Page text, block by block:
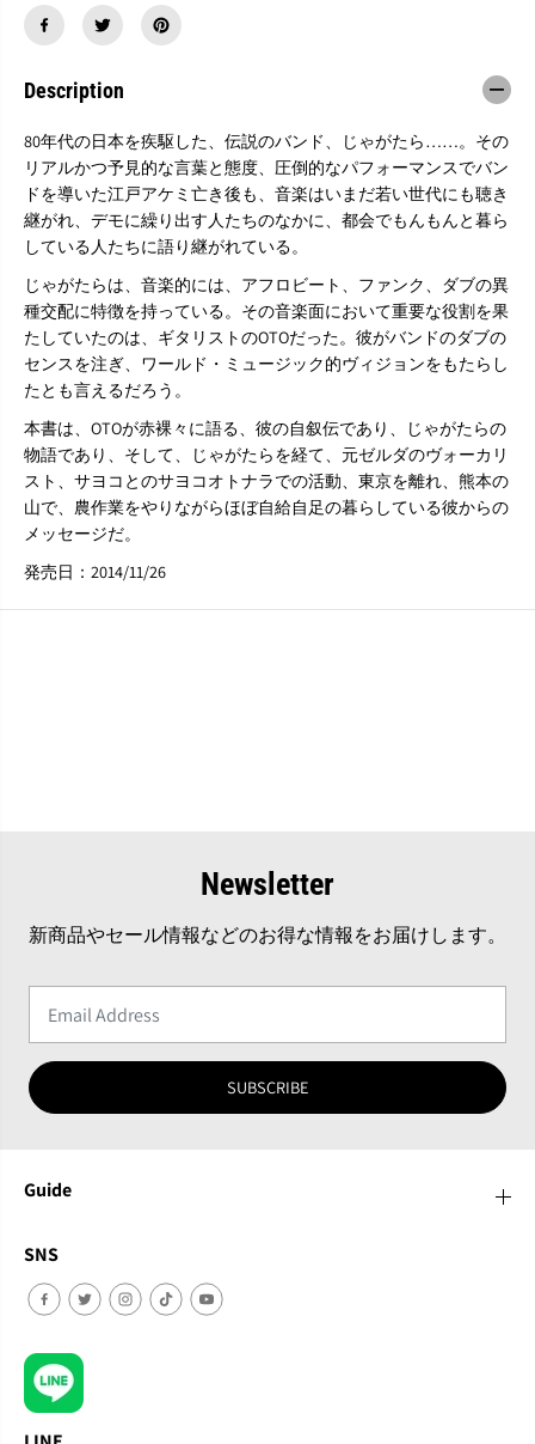
っ
た
─
僕
の
じ
ゃ
が
た
ら
物
語
』
O
T
O
＋
こ
だ
ま
た
ひ
っ
た
僕
の
じ
ゃ
が
た
ら
物
』
O
T
O
＋
こ
だ
ま
ひ
Description
80年代の日本を疾駆した、伝説のバンド、じゃがたら……。その
リアルかつ予見的な言葉と態度、圧倒的なパフォーマンスでバン
ドを導いた江戸アケミ亡き後も、音楽はいまだ若い世代にも聴き
継がれ、デモに繰り出す人たちのなかに、都会でもんもんと暮ら
している人たちに語り継がれている。
じゃがたらは、音楽的には、アフロビート、ファンク、ダブの異
種交配に特徴を持っている。その音楽面において重要な役割を果
たしていたのは、ギタリストのOTOだった。彼がバンドのダブの
センスを注ぎ、ワールド・ミュージック的ヴィジョンをもたらし
たとも言えるだろう。
本書は、OTOが赤裸々に語る、彼の自叙伝であり、じゃがたらの
物語であり、そして、じゃがたらを経て、元ゼルダのヴォーカリ
スト、サヨコとのサヨコオトナラでの活動、東京を離れ、熊本の
山で、農作業をやりながらほぼ自給自足の暮らしている彼からの
メッセージだ。
発売日：2014/11/26
Newsletter
新商品やセール情報などのお得な情報をお届けします。
SUBSCRIBE
Guide
SNS